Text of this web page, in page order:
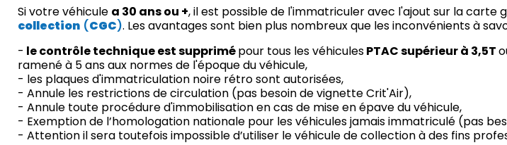
Si votre véhicule a 30 ans ou +, il est possible de l'immatriculer avec l'ajout sur la carte
collection (CGC). Les avantages sont bien plus nombreux que les inconvénients à
- le contrôle technique est supprimépour tous les véhiculesPTAC supérieur à 3,5T
ramené à 5 ans aux normes de l'époque du véhicule,
- les plaques d'immatriculation noire rétro sont autorisées,
- Annule les restrictions de circulation (pas besoin de vignette Crit'Air),
- Annule toute procédure d'immobilisation en cas de mise en épave du véhicule,
- Exemption de l’homologation nationale pour les véhicules jamais immatriculé (pas
- Attention il sera toutefois impossible d’utiliser le véhicule de collection à des fins